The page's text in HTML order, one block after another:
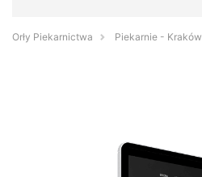
Orły Piekarnictwa Piekarnie - Kraków